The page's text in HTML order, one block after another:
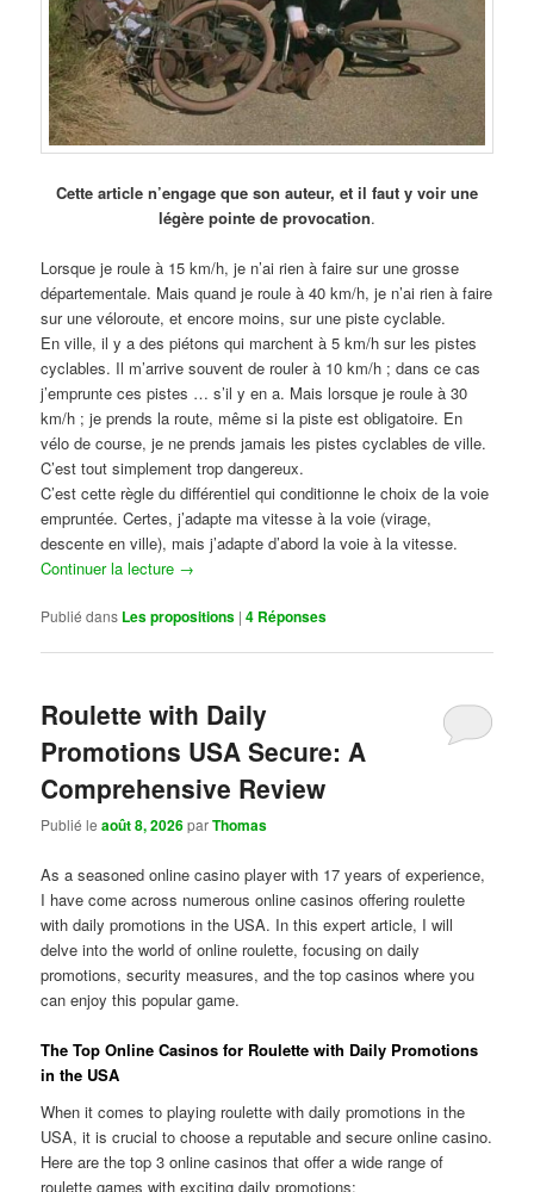
Cette article n’engage que son auteur, et il faut y voir une
légère pointe de provocation.
Lorsque je roule à 15 km/h, je n’ai rien à faire sur une grosse
départementale. Mais quand je roule à 40 km/h, je n’ai rien à faire
sur une véloroute, et encore moins, sur une piste cyclable.
En ville, il y a des piétons qui marchent à 5 km/h sur les pistes
cyclables. Il m’arrive souvent de rouler à 10 km/h ; dans ce cas
j’emprunte ces pistes … s’il y en a. Mais lorsque je roule à 30
km/h ; je prends la route, même si la piste est obligatoire. En
vélo de course, je ne prends jamais les pistes cyclables de ville.
C’est tout simplement trop dangereux.
C’est cette règle du différentiel qui conditionne le choix de la voie
empruntée. Certes, j’adapte ma vitesse à la voie (virage,
descente en ville), mais j’adapte d’abord la voie à la vitesse.
Continuer la lecture →
Publié dans Les propositions |4 Réponses
Roulette with Daily
Promotions USA Secure: A
Comprehensive Review
Publié leaoût 8, 2026parThomas
As a seasoned online casino player with 17 years of experience,
I have come across numerous online casinos offering roulette
with daily promotions in the USA. In this expert article, I will
delve into the world of online roulette, focusing on daily
promotions, security measures, and the top casinos where you
can enjoy this popular game.
The Top Online Casinos for Roulette with Daily Promotions
in the USA
When it comes to playing roulette with daily promotions in the
USA, it is crucial to choose a reputable and secure online casino.
Here are the top 3 online casinos that offer a wide range of
roulette games with exciting daily promotions: